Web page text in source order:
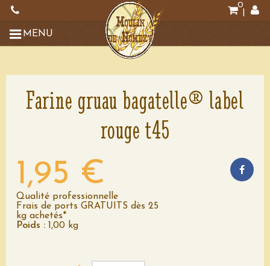
0
MENU
Farine gruau bagatelle® label
rouge t45
1,95 €
Qualité professionnelle
Frais de ports GRATUITS dès 25
kg achetés*
Poids : 1,00 kg